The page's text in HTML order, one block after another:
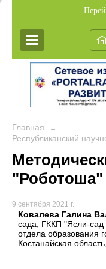
Главная →
Республиканский
"Роботоша"
9 сентября 2021 г.
Ковалева Галина
сада, ГККП "Ясли-
отдела образования
Костанайская